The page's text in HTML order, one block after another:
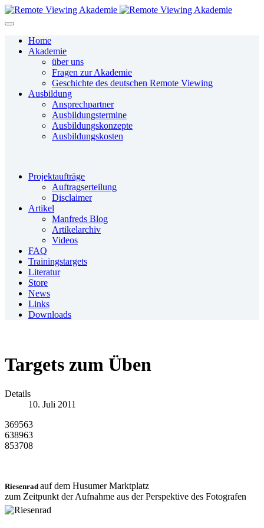
Home
Akademie
über uns
Fragen zur Akademie
Geschichte des deutschen Remote Viewing
Ausbildung
Ansprechpartner
Ausbildungstermine
Ausbildungskonzepte
Ausbildungskosten
Projektaufträge
Auftragserteilung
Disclaimer
Artikel
Manfreds Blog
Artikelarchiv
Videos
FAQ
Trainingstargets
Literatur
Store
News
Links
Downloads
Targets zum Üben
Details
10. Juli 2011
369563
638963
853708
Riesenrad auf dem Husumer Marktplatz
zum Zeitpunkt der Aufnahme aus der Perspektive des Fotografen